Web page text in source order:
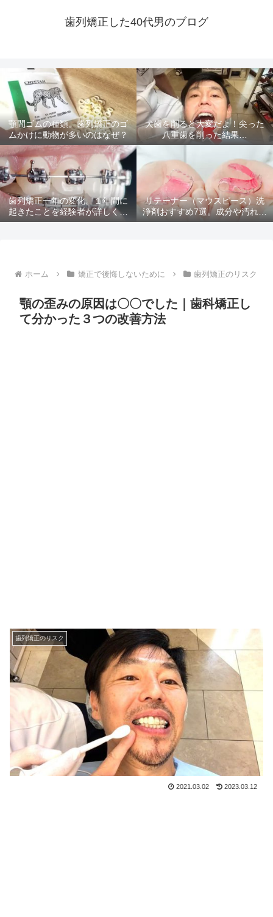
歯列矯正した40代男のブログ
顎間ゴムの種類。歯列矯正のゴ
ムかけに動物が多いのはなぜ？
犬歯を削ると大変だよ！尖った
八重歯を削った結果…
歯列矯正一年の変化。１年間に
起きたことを経験者が詳しく解
説
リテーナー（マウスピース）洗
浄剤おすすめ7選。成分や汚れ落
ちを比較
ホーム 矯正で後悔しないために 歯列矯正のリスク
顎の歪みの原因は〇〇でした｜歯科矯正し
て分かった３つの改善方法
歯列矯正のリスク
2021.03.02 2023.03.12